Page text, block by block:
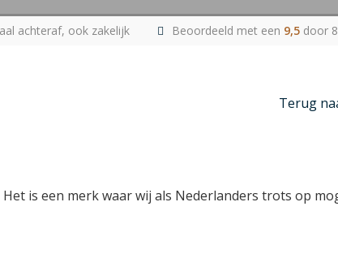
achteraf, ook zakelijk Beoordeeld met een 9,5 door
Terug
is een merk waar wij als Nederlanders trots op